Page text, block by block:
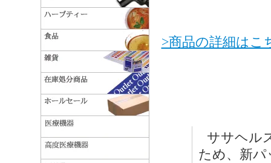
>商品の詳細はこ
ササヘル
ため、新